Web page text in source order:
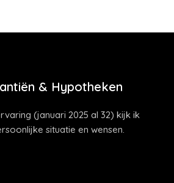
& Hypotheken
(januari 2025 al 32) kijk ik
situatie en wensen.